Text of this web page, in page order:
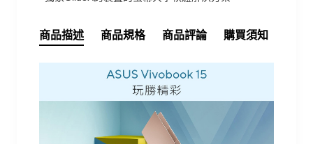
商品描述 商品規格 商品評論 購買須知